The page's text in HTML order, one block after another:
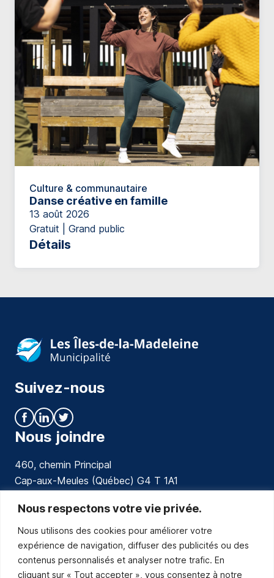
Nous respectons votre vie privée.
Nous utilisons des cookies pour améliorer votre
expérience de navigation, diffuser des publicités ou des
contenus personnalisés et analyser notre trafic. En
cliquant sur « Tout accepter », vous consentez à notre
Culture & communautaire
Danse créative en famille
13 août 2026
Gratuit | Grand public
Détails
Suivez-nous
Nous joindre
460, chemin Principal
Cap-aux-Meules (Québec) G4 T 1A1
communications@muniles.ca
418 986-3100
Composez le 1 en tout temps pour toutes urgences.
Abonnez-vous